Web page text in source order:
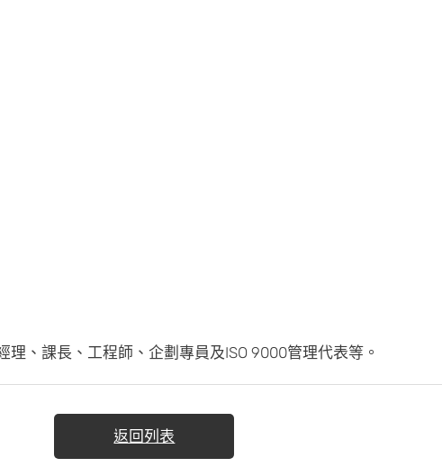
、課長、工程師、企劃專員及ISO 9000管理代表等。
返回列表